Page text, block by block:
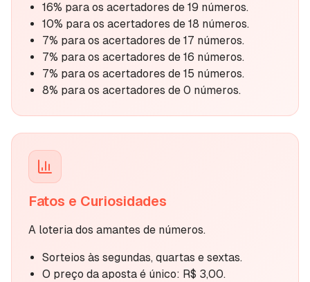
16% para os acertadores de 19 números.
10% para os acertadores de 18 números.
7% para os acertadores de 17 números.
7% para os acertadores de 16 números.
7% para os acertadores de 15 números.
8% para os acertadores de 0 números.
Fatos e Curiosidades
A loteria dos amantes de números.
Sorteios às segundas, quartas e sextas.
O preço da aposta é único: R$ 3,00.